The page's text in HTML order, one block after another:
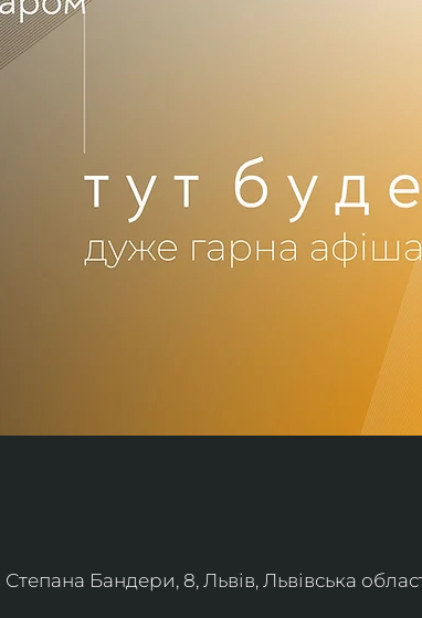
Бандери, 8, Львів, Львівська